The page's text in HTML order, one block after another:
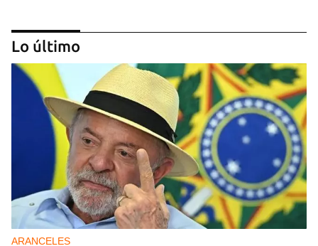
DEPORTES
La lucha afianza a Cuba en el tercer lugar del
medallero en los Centroamericanos
Lo último
ARANCELES